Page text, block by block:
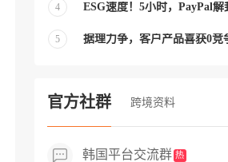
跨境帮我解决了韩国平台店铺
4
ESG速度！5小时，PayPal解
ESG拥有Paypal支付和Onbuy
5
据理力争，客户产品喜获0竞
取机会，卖家成功上架市场热
缺产品，拓展了西班牙新商机！
官方社群 跨境资料
韩国平台交流群 热